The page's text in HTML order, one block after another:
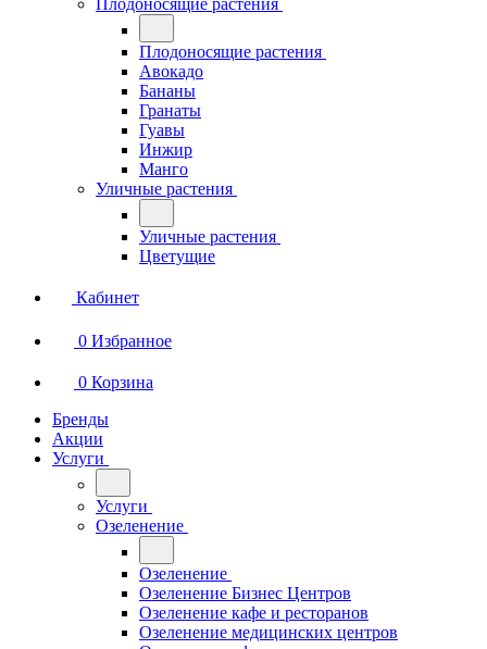
Плодоносящие растения
Плодоносящие растения
Авокадо
Бананы
Гранаты
Гуавы
Инжир
Манго
Уличные растения
Уличные растения
Цветущие
Кабинет
0 Избранное
0 Корзина
Бренды
Акции
Услуги
Услуги
Озеленение
Озеленение
Озеленение Бизнес Центров
Озеленение кафе и ресторанов
Озеленение медицинских центров